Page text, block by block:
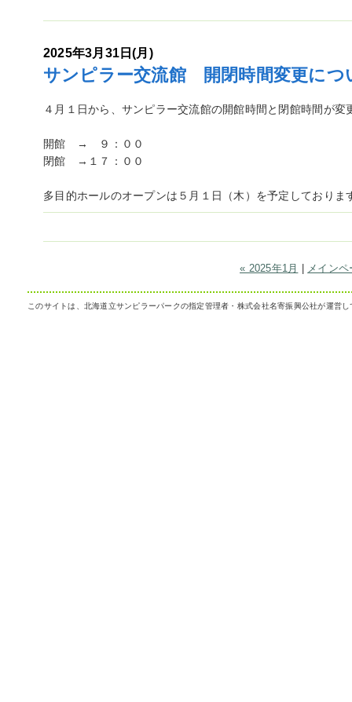
2025年3月31日(月)
サンピラー交流館 開閉時間変更につ
４月１日から、サンピラー交流館の開館時間と閉館時間が変
開館 → ９：００
閉館 →１７：００
多目的ホールのオープンは５月１日（木）を予定しておりま
« 2025年1月 メインペ
このサイトは、北海道立サンピラーパークの指定管理者・株式会社名寄振興公社が運営し